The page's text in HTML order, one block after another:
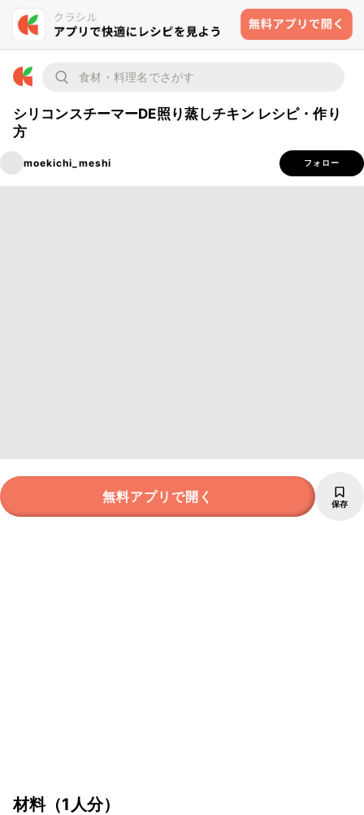
シリコンスチーマーDE照り蒸しチキン レシピ・作り
方
moekichi_meshi フォロー
無料アプリで開く 保存
材料（1人分）